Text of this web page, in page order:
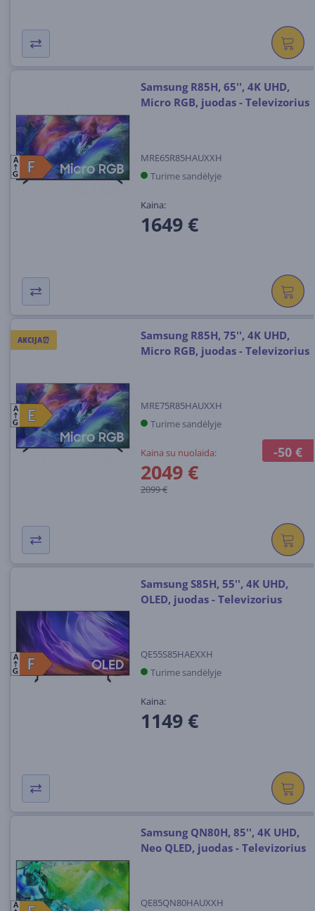
F
F
A
G
Samsung R85H, 65'', 4K UHD,
Micro RGB, juodas - Televizorius
MRE65R85HAUXXH
Turime sandėlyje
Kaina:
1649 €
AKCIJA⏰
-50 €
E
E
A
G
Samsung R85H, 75'', 4K UHD,
Micro RGB, juodas - Televizorius
MRE75R85HAUXXH
Turime sandėlyje
Kaina su nuolaida:
2049 €
2099 €
F
F
A
G
Samsung S85H, 55'', 4K UHD,
OLED, juodas - Televizorius
QE55S85HAEXXH
Turime sandėlyje
Kaina:
1149 €
A
Samsung QN80H, 85'', 4K UHD,
Neo QLED, juodas - Televizorius
QE85QN80HAUXXH